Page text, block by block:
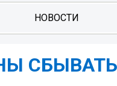
НОВОСТИ